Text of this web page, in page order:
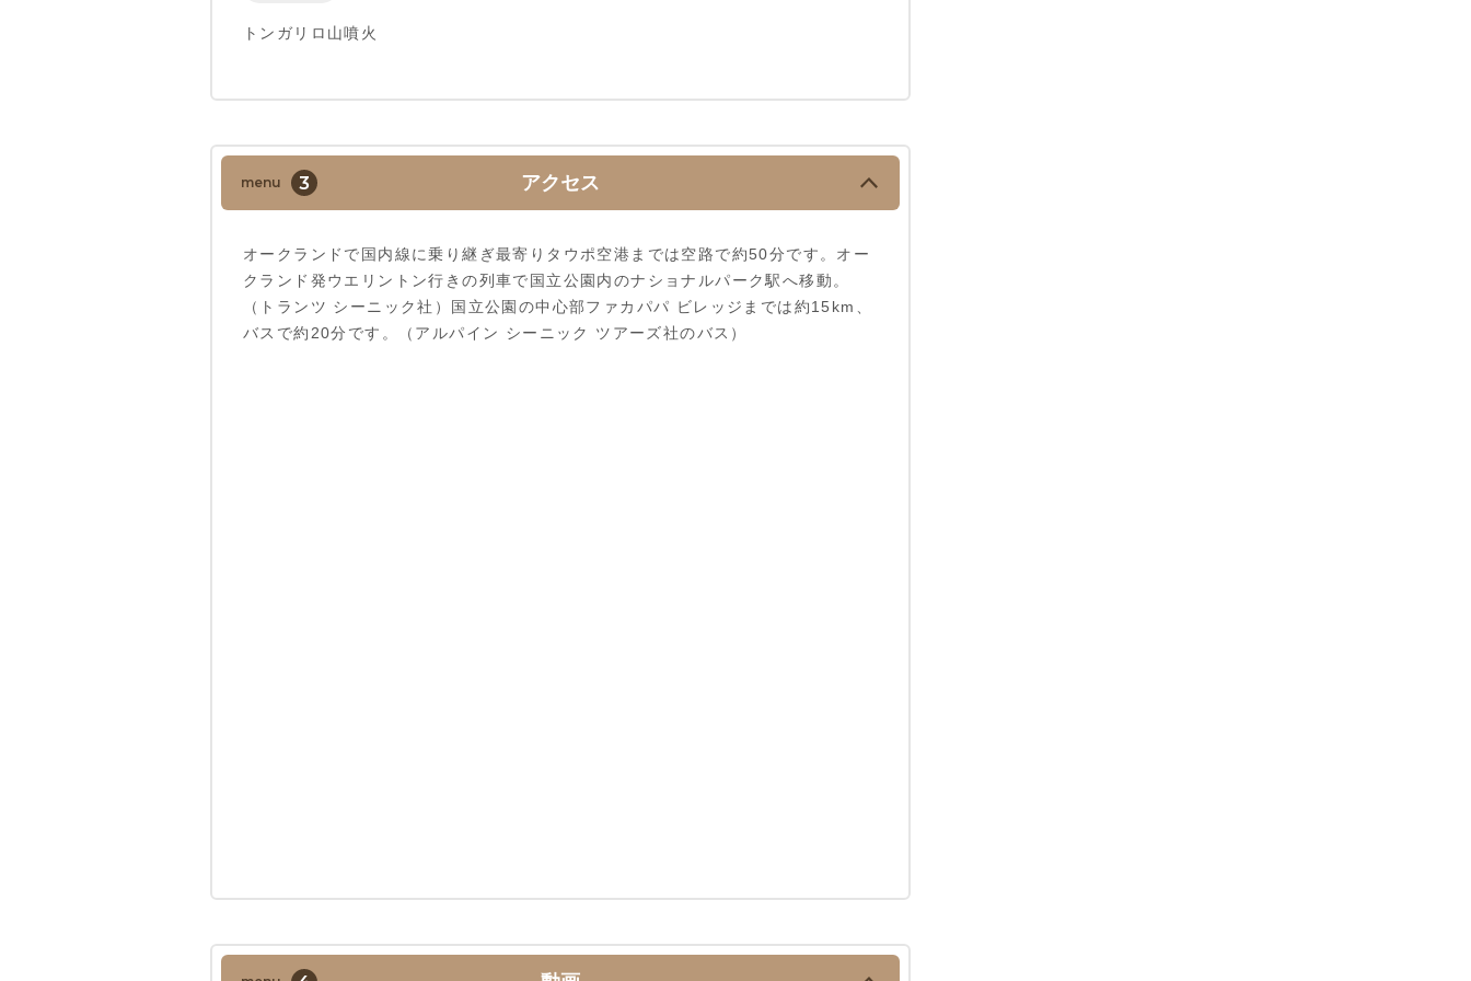
トンガリロ山噴火
menu 3 アクセス
オークランドで国内線に乗り継ぎ最寄りタウポ空港までは空路で約50分です。オー
クランド発ウエリントン行きの列車で国立公園内のナショナルパーク駅へ移動。
（トランツ シーニック社）国立公園の中心部ファカパパ ビレッジまでは約15km、
バスで約20分です。（アルパイン シーニック ツアーズ社のバス）